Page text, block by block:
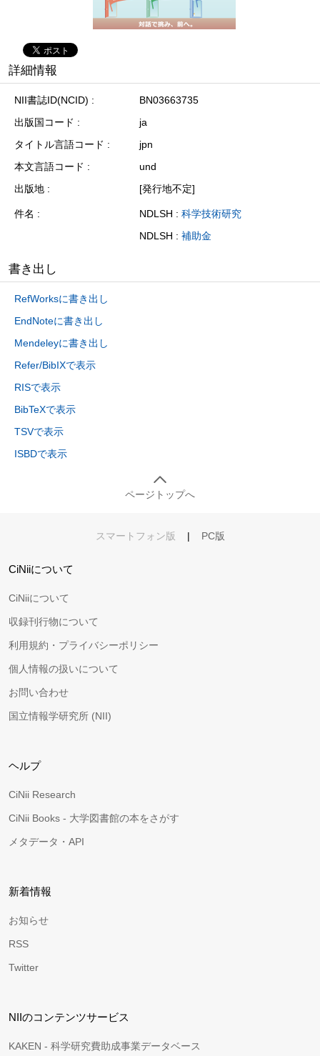
詳細情報
NII書誌ID(NCID)
BN03663735
出版国コード
ja
タイトル言語コード
jpn
本文言語コード
und
出版地
[発行地不定]
件名 NDLSH : 科学技術研究
NDLSH : 補助金
書き出し
RefWorksに書き出し
EndNoteに書き出し
Mendeleyに書き出し
Refer/BibIXで表示
RISで表示
BibTeXで表示
TSVで表示
ISBDで表示
ページトップへ
スマートフォン版 | PC版
CiNiiについて
CiNiiについて
収録刊行物について
利用規約・プライバシーポリシー
個人情報の扱いについて
お問い合わせ
国立情報学研究所 (NII)
ヘルプ
CiNii Research
CiNii Books - 大学図書館の本をさがす
メタデータ・API
新着情報
お知らせ
RSS
Twitter
NIIのコンテンツサービス
KAKEN - 科学研究費助成事業データベース